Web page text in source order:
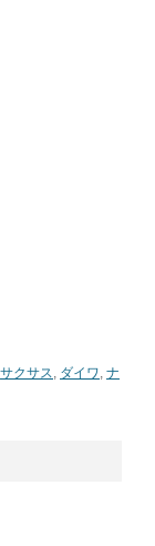
サクサス ダイワ ナ